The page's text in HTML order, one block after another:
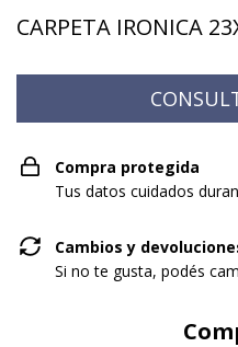
CARPETA IRONICA
Compra protegida
Tus datos cuidados
Cambios y
Si no te gusta, podés